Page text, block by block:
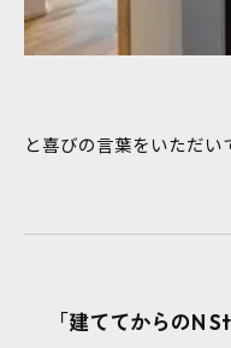
と喜びの言葉をいただい
「建ててからのN